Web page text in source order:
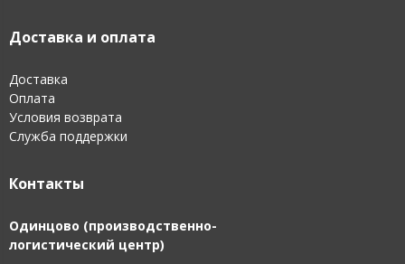
Доставка и оплата
Доставка
Оплата
Условия возврата
Служба поддержки
Контакты
Одинцово (производственно-
логистический центр)